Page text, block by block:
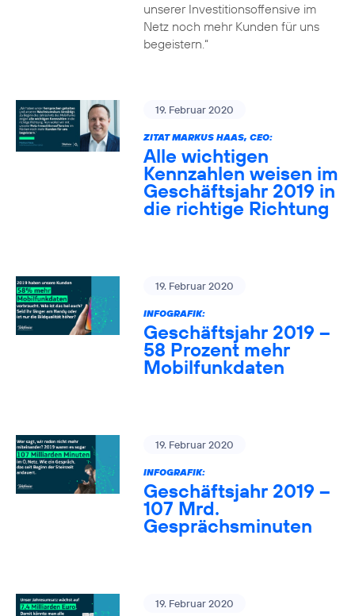
unserer Investitionsoffensive im
Netz noch mehr Kunden für uns
begeistern.“
19. Februar 2020
ZITAT MARKUS HAAS, CEO:
Alle wichtigen
Kennzahlen weisen im
Geschäftsjahr 2019 in
die richtige Richtung
19. Februar 2020
INFOGRAFIK:
Geschäftsjahr 2019 –
58 Prozent mehr
Mobilfunkdaten
19. Februar 2020
INFOGRAFIK:
Geschäftsjahr 2019 –
107 Mrd.
Gesprächsminuten
19. Februar 2020